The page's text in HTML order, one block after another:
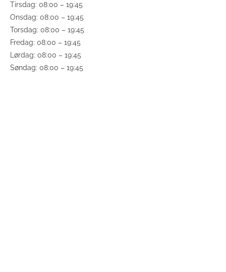
Tirsdag: 08:00 – 19:45
Onsdag: 08:00 – 19:45
Torsdag: 08:00 – 19:45
Fredag: 08:00 – 19:45
Lørdag: 08:00 – 19:45
Søndag: 08:00 – 19:45